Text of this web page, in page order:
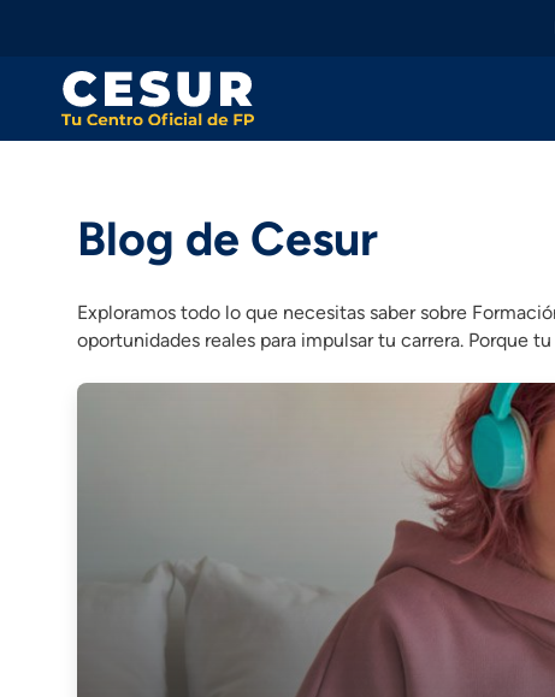
Blog de Cesur
Exploramos todo lo que necesitas saber sobre
oportunidades reales para impulsar tu carrera. Porque